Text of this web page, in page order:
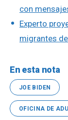
con
Experto
migrantes
En esta nota
JOE BIDEN
OFICINA DE